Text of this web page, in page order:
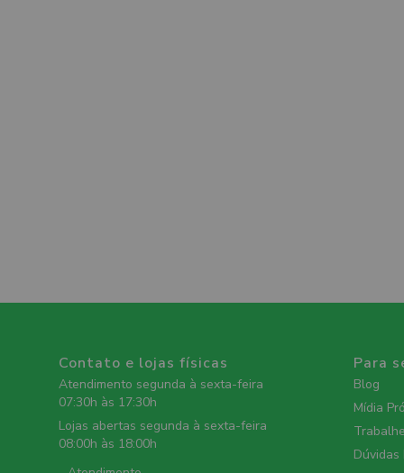
Contato e lojas físicas
Atendimento segunda à sexta-feira
07:30h às 17:30h
Lojas abertas segunda à sexta-feira
08:00h às 18:00h
Para
Blog
Mídia
Dúvidas